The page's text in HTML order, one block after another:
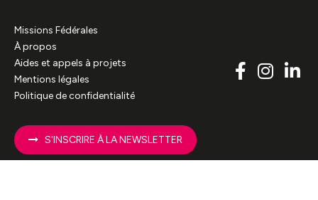
Missions Fédérales
À propos
Aides et appels à projets
Mentions légales
Politique de confidentialité
S'INSCRIRE À LA NEWSLETTER